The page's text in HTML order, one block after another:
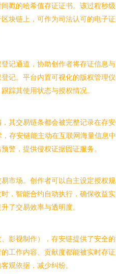
戳的哈希值存证证书。该过程秒
块链上，可作为司法认可的电子证
记通道，协助创作者将存证信息
记。平台内置可视化的版权管理
踪其使用状态与授权情况。
其交易链条都会被完整记录在存
存安链能主动在互联网海量信息
警，提供侵权证据固证服务。
市场。创作者可以自主设定授权规
，智能合约自动执行，确保收益实
了交易效率与透明度。
影视制作），存安链提供了安全
工作内容、贡献度都能被实时存
观依据，减少纠纷。